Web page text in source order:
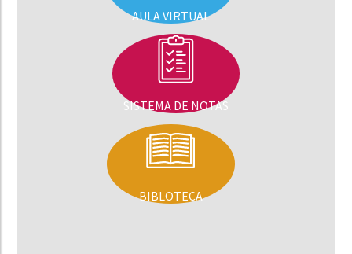
AULA VIRTUAL
SISTEMA DE NOTAS
BIBLOTECA